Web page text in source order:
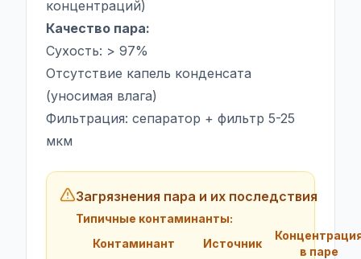
концентраций)
Качество пара:
Сухость: > 97%
Отсутствие капель конденсата
(уносимая влага)
Фильтрация: сепаратор + фильтр 5-25
мкм
Загрязнения пара и их последствия
Типичные контаминанты:
Контаминант
Источник
в паре